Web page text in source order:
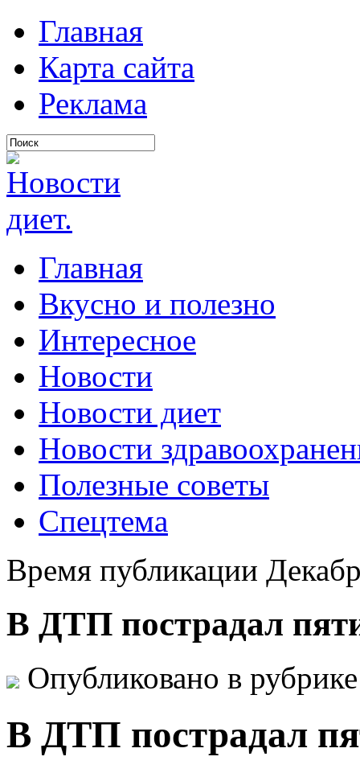
Главная
Карта сайта
Реклама
Главная
Вкусно и полезно
Интересное
Новости
Новости диет
Новости
Полезные советы
Спецтема
Время публикации
В ДТП пострадал
Опубликовано в
В ДТП пострадал